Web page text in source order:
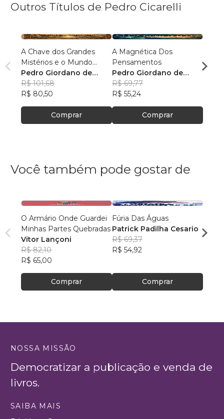
Outros Títulos de Pedro Cicarelli
A Chave dos Grandes
Mistérios e o Mundo
Moderno
Pedro Giordano de
Faria e Cicarelli
R$ 101,68
R$ 80,50
Comprar
A Magnética Dos
Pensamentos
Pedro Giordano de
Faria e Cicarelli
R$ 69,77
R$ 55,24
Comprar
Você também pode gostar de
O Armário Onde Guardei
Minhas Partes Quebradas
Vitor Lançoni
R$ 82,10
R$ 65,00
Comprar
Fúria Das Águas
Patrick Padilha Cesario
R$ 69,37
R$ 54,92
Comprar
Aron
R$
NOSSA MISSÃO
Democratizar a publicação e venda de
livros.
SAIBA MAIS